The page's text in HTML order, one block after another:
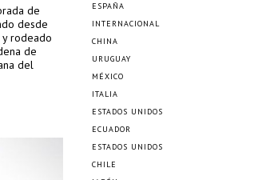
de
desde
rodeado
de
del
ESPAÑA
INTERNACIONAL
CHINA
URUGUAY
MÉXICO
ITALIA
ESTADOS UNIDOS
ECUADOR
ESTADOS UNIDOS
CHILE